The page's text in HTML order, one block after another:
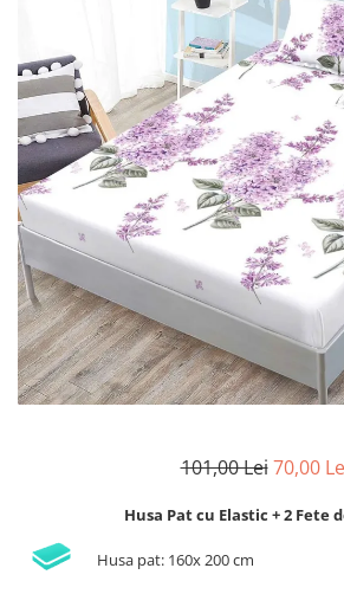
Lenjerii de finet Iprimate Digital
Lenjerii de pat Bumbac 100%
Lenjerii de pat Finet + 2 Draperii
Lenjerii de pat Saten 4 piese cu
elastic
101,00 Lei 70,00
Husa Pat cu Elastic + 2 Fete
Husa pat: 160x 200 cm